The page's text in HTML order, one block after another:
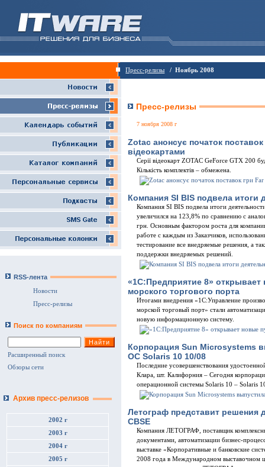
Пресс-релизы / Ноябрь 2008
RSS-лента
Новости
Пресс-релизы
Поиск по компаниям
Расширенный поиск
Обзоры сети
Архив пресс-релизов
2002 г
2003 г
2004 г
2005 г
Пресс-релизы
7 ноября 2008 г
Zotac анонсує початок поставок
відеокартами
Серії відеокарт ZOTAC GeForce GTX 200
Кількість комплектів – обмежена.
Компания SI BIS подвела итоги
Компания SI BIS подвела итоги
увеличился на 123,8% по сравнению с
грн. Основным фактором роста для
работе с каждым из Заказчиков,
тестирование все внедряемые решения, а
поддержки внедряемых решений.
«1С:Предприятие 8» открывает
морского торгового порта
Итогами внедрения «1С:Управление
морской торговый порт» стали
новую информационную систему.
Корпорация Sun Microsystems
ОС Solaris 10 10/08
Последние усовершенствования
Клара, шт. Калифорния – Сегодня
операционной системы Solaris 10 – Solaris
Летограф представит решения
CBSE
Компания ЛЕТОГРАФ, поставщик
документами, автоматизации бизнес-
выставке «Корпоративные и банковские
2008 года в Международном выставочном